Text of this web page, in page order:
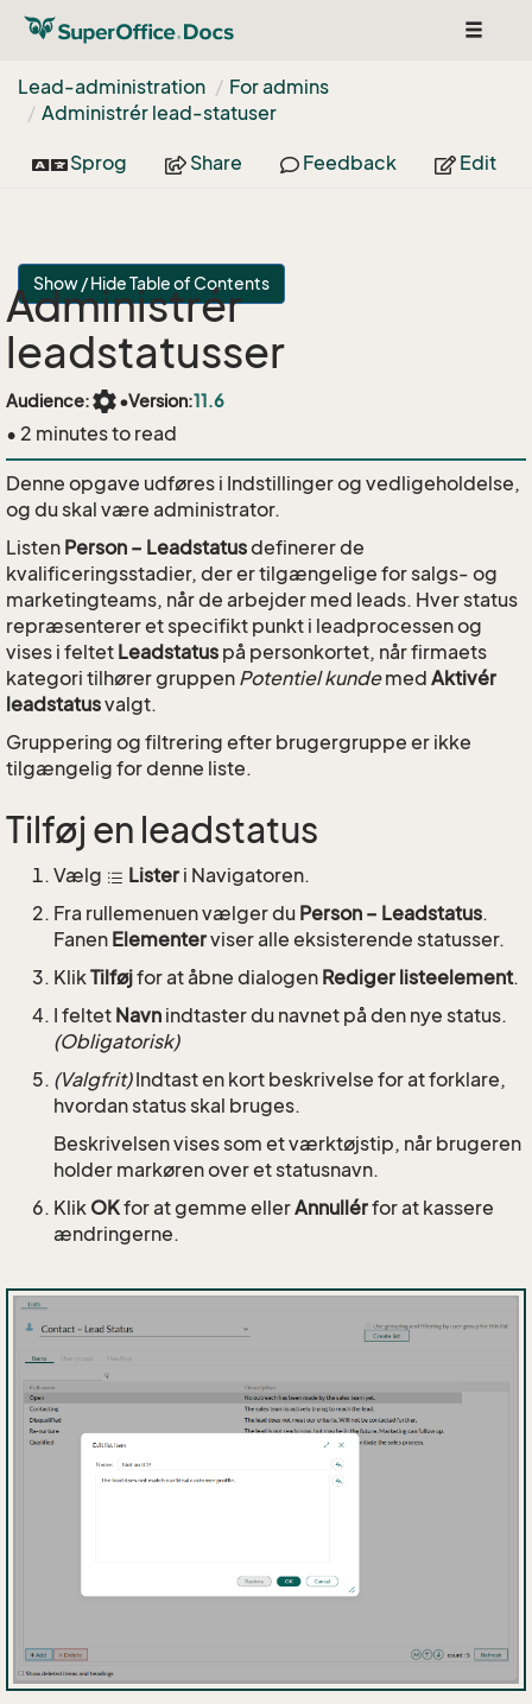
Toggle
Lead-administration
For admins
Administrér lead-statuser
Sprog Share Feedback Edit
Show / Hide Table of Contents
Administrér
leadstatusser
Audience:settings•Version:11.6
• 2 minutes to read
Denne opgave udføres i Indstillinger og vedligeholdelse,
og du skal være administrator.
Listen Person – Leadstatusdefinerer de
kvalificeringsstadier, der er tilgængelige for salgs- og
marketingteams, når de arbejder med leads. Hver status
repræsenterer et specifikt punkt i leadprocessen og
vises i feltet Leadstatus på personkortet, når firmaets
kategori tilhører gruppen Potentiel kundemed Aktivér
leadstatusvalgt.
Gruppering og filtrering efter brugergruppe er ikke
tilgængelig for denne liste.
Tilføj en leadstatus
Vælg Lister i Navigatoren.
Fra rullemenuen vælger du Person – Leadstatus.
Fanen Elementerviser alle eksisterende statusser.
KlikTilføjfor at åbne dialogen Rediger listeelement.
I feltet Navn indtaster du navnet på den nye status.
(Obligatorisk)
(Valgfrit)Indtast en kort beskrivelse for at forklare,
hvordan status skal bruges.
Beskrivelsen vises som et værktøjstip, når brugeren
holder markøren over et statusnavn.
Klik OKfor at gemme ellerAnnullérfor at kassere
ændringerne.